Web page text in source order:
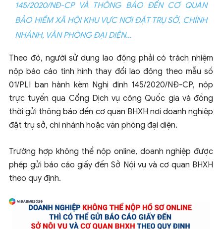
145/2020/NĐ-CP VÀ THÔNG BÁO ĐẾN CƠ QUAN
BẢO HIỂM XÃ HỘI KHU VỰC NƠI ĐẶT TRỤ SỞ, CHÍNH
NHÁNH, VĂN PHÒNG ĐẠI DIỆN…
Theo đó, người sử dụng lao động phải có trách nhiệm
nộp báo cáo tình hình thay đổi lao động theo mẫu số
01/PLI ban hành kèm Nghị định 145/2020/NĐ-CP, nộp
trực tuyến qua Cổng Dịch vụ công Quốc gia và đồng
thời gửi thông báo đến cơ quan BHXH nơi doanh nghiệp
đặt trụ sở, chi nhánh hoặc văn phòng đại diện.
Trường hợp không thể nộp online, doanh nghiệp được
phép gửi báo cáo giấy đến Sở Nội vụ và cơ quan BHXH
theo quy định.